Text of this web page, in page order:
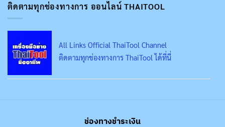
ติดตามทุกช่องทางการ ออนไลน์ THAITOOL
All Links Official ThaiTool Channel
ติดตามทุกช่องทางการ ThaiTool ได้ที่นี่
ช่องทางชำระเงิน